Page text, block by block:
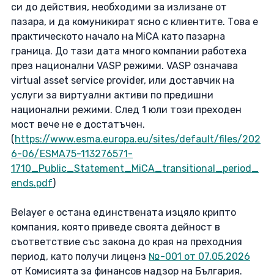
си до действия, необходими за излизане от
пазара, и да комуникират ясно с клиентите. Това е
практическото начало на MiCA като пазарна
граница. До тази дата много компании работеха
през национални VASP режими. VASP означава
virtual asset service provider, или доставчик на
услуги за виртуални активи по предишни
национални режими. След 1 юли този преходен
мост вече не е достатъчен.
(https://www.esma.europa.eu/sites/default/files/202
6-06/ESMA75-113276571-
1710_Public_Statement_MiCA_transitional_period_
ends.pdf)
Belayer e остана единствената изцяло крипто
компания, която приведе своята дейност в
съответствие със закона до края на преходния
период, като получи лиценз №-001 от 07.05.2026
от Комисията за финансов надзор на България.